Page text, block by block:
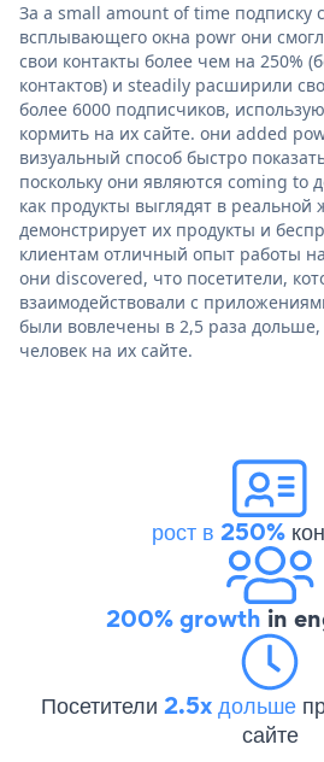
За a small amount of time подписку
всплывающего окна powr они
свои контакты более чем на 250%
контактов) и steadily расширили
более 6000 подписчиков,
кормить на их сайте. они added
визуальный способ быстро
поскольку они являются coming to
как продукты выглядят в
демонстрирует их продукты и
клиентам отличный опыт работы
они discovered, что посетители,
взаимодействовали с
были вовлечены в 2,5 раза
человек на их сайте.
рост в 250%
200% growth in
Посетители 2.5x дольше
сайте